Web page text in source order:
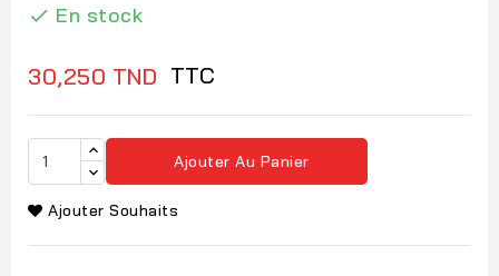
 En stock
30,250 TND TTC
Ajouter Au Panier
Ajouter Souhaits